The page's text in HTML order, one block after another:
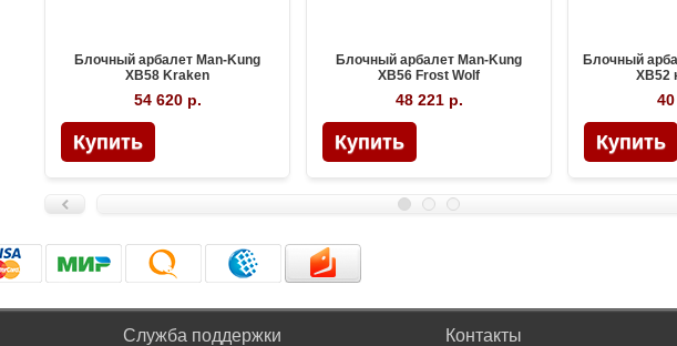
Блочный арбалет Man-Kung
XB58 Kraken
54 620 р.
Блочный арбалет Man-Kung
XB56 Frost Wolf
48 221 р.
Блочный
XB52
Служба поддержки Контакты